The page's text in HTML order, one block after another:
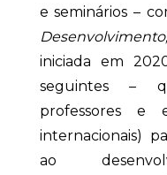
e seminários –
iniciada em
seguintes –
professores e
internacionais)
ao